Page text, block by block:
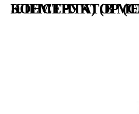
КОНСТРУКТОР (СРЕДНИЙ, 72